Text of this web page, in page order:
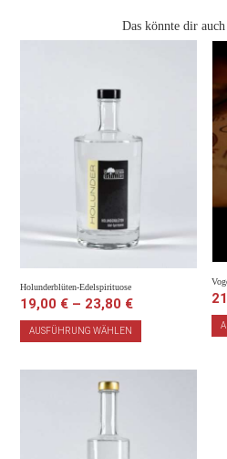
Das könnte dir
Holunderblüten-Edelspirituose
19,00 € – 23,80 €
AUSFÜHRUNG WÄHLEN